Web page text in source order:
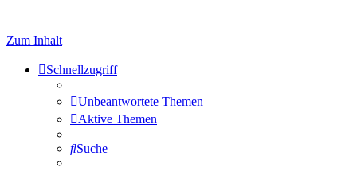
Zum Inhalt
Schnellzugriff
Unbeantwortete Themen
Aktive Themen
Suche